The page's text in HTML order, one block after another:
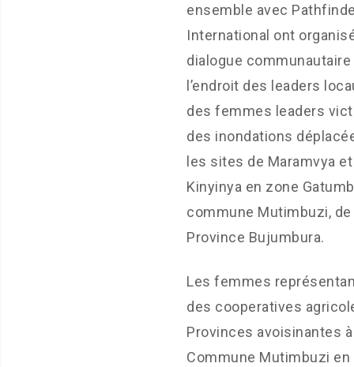
ensemble avec
International ont
dialogue communautaire
l’endroit des leaders
des femmes leaders
des inondations
les sites de Maramvya et
Kinyinya en zone
commune Mutimbuzi, de
Province Bujumbura.
Les femmes
des cooperatives
Provinces avoisinantes
Commune Mutimbuzi en